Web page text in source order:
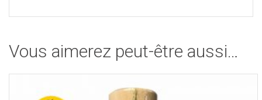
Vous aimerez peut-être aussi…